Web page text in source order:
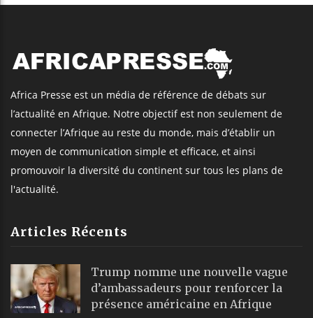
Africa Presse est un média de référence de débats sur
l’actualité en Afrique. Notre objectif est non seulement de
connecter l’Afrique au reste du monde, mais d’établir un
moyen de communication simple et efficace, et ainsi
promouvoir la diversité du continent sur tous les plans de
l'actualité.
Articles Récents
Trump nomme une nouvelle vague
d’ambassadeurs pour renforcer la
présence américaine en Afrique